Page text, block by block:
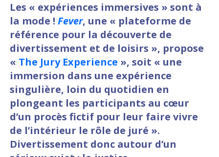
Les « expériences immersives » sont à
la mode ! Fever, une « plateforme de
référence pour la découverte de
divertissement et de loisirs », propose
« The Jury Experience », soit « une
immersion dans une expérience
singulière, loin du quotidien en
plongeant les participants au cœur
d’un procès fictif pour leur faire vivre
de l’intérieur le rôle de juré ».
Divertissement donc autour d’un